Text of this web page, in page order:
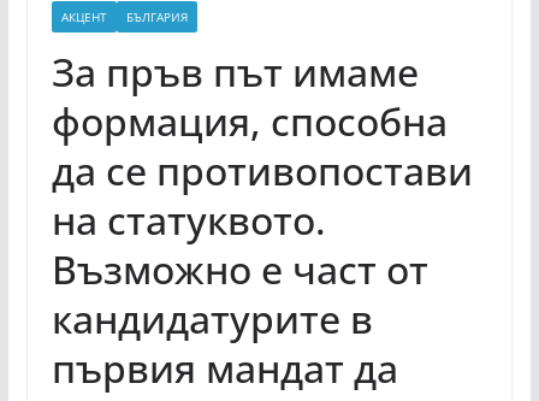
АКЦЕНТ БЪЛГАРИЯ
За пръв път имаме
формация, способна
да се противопостави
на статуквото.
Възможно е част от
кандидатурите в
първия мандат да